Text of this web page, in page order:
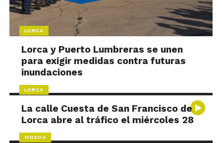
LORCA
Lorca y Puerto Lumbreras se unen
para exigir medidas contra futuras
inundaciones
LORCA
La calle Cuesta de San Francisco de
Lorca abre al tráfico el miércoles 28
VÍDEOS